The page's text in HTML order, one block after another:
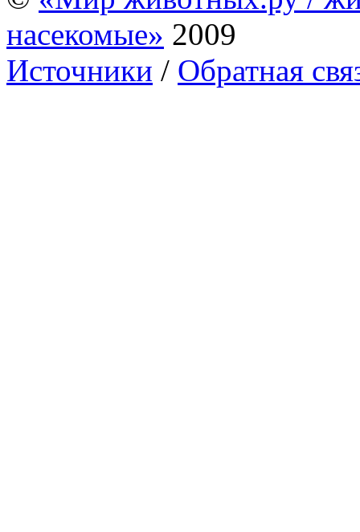
насекомые» 2009
Источники / Обратная